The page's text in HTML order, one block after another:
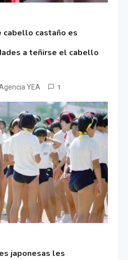
cabello castaño es
a teñirse el cabello
YEA 1
japonesas les